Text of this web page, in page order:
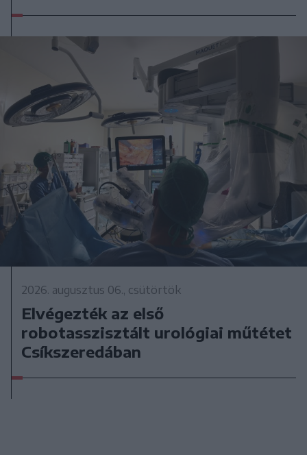
2026. augusztus 06., csütörtök
Elvégezték az első
robotasszisztált urológiai műtétet
Csíkszeredában